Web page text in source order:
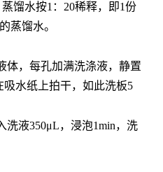
馏水按1：20稀释，即1份
蒸馏水。
体，每孔加满洗涤液，静置
吸水纸上拍干，如此洗板5
洗液350μL，浸泡1min，洗